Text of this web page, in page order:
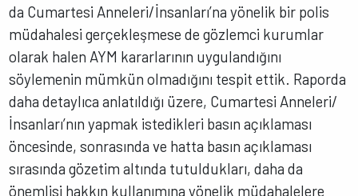
da Cumartesi Anneleri/İnsanları’na yönelik bir polis
müdahalesi gerçekleşmese de gözlemci kurumlar
olarak halen AYM kararlarının uygulandığını
söylemenin mümkün olmadığını tespit ettik. Raporda
daha detaylıca anlatıldığı üzere, Cumartesi Anneleri/
İnsanları’nın yapmak istedikleri basın açıklaması
öncesinde, sonrasında ve hatta basın açıklaması
sırasında gözetim altında tutuldukları, daha da
önemlisi hakkın kullanımına yönelik müdahalelere